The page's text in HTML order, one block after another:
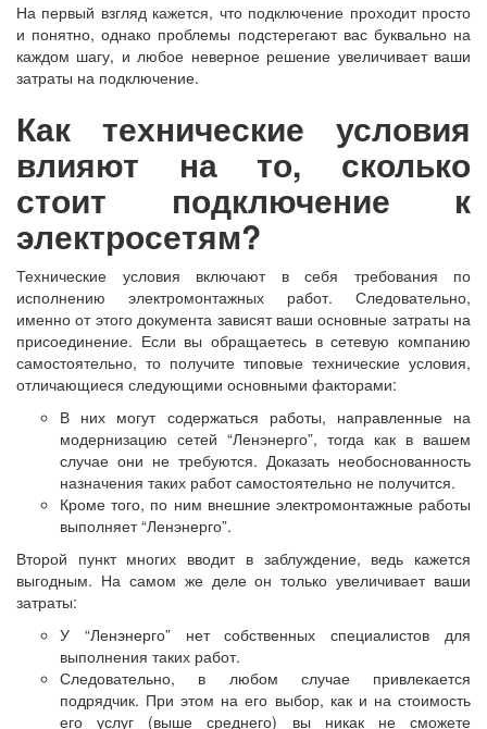
На первый взгляд кажется, что подключение проходит просто
и понятно, однако проблемы подстерегают вас буквально на
каждом шагу, и любое неверное решение увеличивает ваши
затраты на подключение.
Как технические условия
влияют на то, сколько
стоит подключение к
электросетям?
Технические условия включают в себя требования по
исполнению электромонтажных работ. Следовательно,
именно от этого документа зависят ваши основные затраты на
присоединение. Если вы обращаетесь в сетевую компанию
самостоятельно, то получите типовые технические условия,
отличающиеся следующими основными факторами:
В них могут содержаться работы, направленные на
модернизацию сетей “Ленэнерго”, тогда как в вашем
случае они не требуются. Доказать необоснованность
назначения таких работ самостоятельно не получится.
Кроме того, по ним внешние электромонтажные работы
выполняет “Ленэнерго”.
Второй пункт многих вводит в заблуждение, ведь кажется
выгодным. На самом же деле он только увеличивает ваши
затраты:
У “Ленэнерго” нет собственных специалистов для
выполнения таких работ.
Следовательно, в любом случае привлекается
подрядчик. При этом на его выбор, как и на стоимость
его услуг (выше среднего) вы никак не сможете